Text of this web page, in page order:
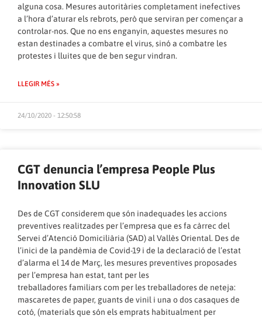
alguna cosa. Mesures autoritàries completament inefectives
a l’hora d’aturar els rebrots, però que serviran per començar a
controlar-nos. Que no ens enganyin, aquestes mesures no
estan destinades a combatre el virus, sinó a combatre les
protestes i lluites que de ben segur vindran.
LLEGIR MÉS »
24/10/2020 - 12:50:58
CGT denuncia l’empresa People Plus
Innovation SLU
Des de CGT considerem que són inadequades les accions
preventives realitzades per l’empresa que es fa càrrec del
Servei d’Atenció Domiciliària (SAD) al Vallès Oriental. Des de
l’inici de la pandèmia de Covid-19 i de la declaració de l’estat
d’alarma el 14 de Març, les mesures preventives proposades
per l’empresa han estat, tant per les
treballadores familiars com per les treballadores de neteja:
mascaretes de paper, guants de vinil i una o dos casaques de
cotó, (materials que són els emprats habitualment per